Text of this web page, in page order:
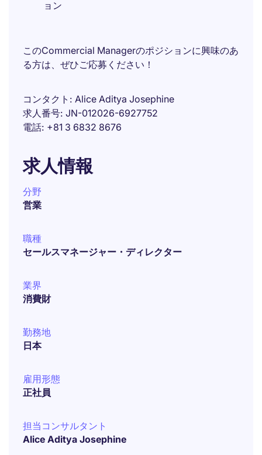
ョン
このCommercial Managerのポジションに興味のあ
る方は、ぜひご応募ください！
コンタクト
Alice Aditya Josephine
求人番号 JN-012026-6927752
電話 +81 3 6832 8676
求人情報
分野
営業
職種
セールスマネージャー・ディレクター
業界
消費財
勤務地
日本
雇用形態
正社員
担当コンサルタント
Alice Aditya Josephine